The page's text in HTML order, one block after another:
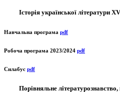
Історія української літератури
Навчальна програма pdf
Робоча програма 2023/2024 pdf
Силабус pdf
Порівняльне